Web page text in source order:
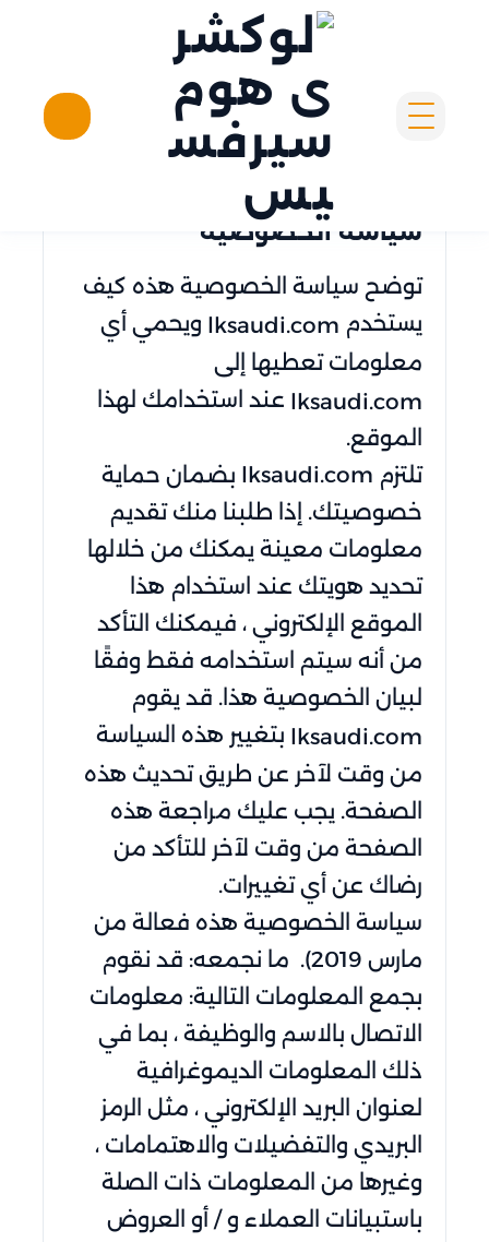
لوكشرى هوم سيرفسيس
سياسة الخصوصية
سياسة الخصوصية
توضح سياسة الخصوصية هذه كيف
يستخدم lksaudi.com ويحمي أي
معلومات تعطيها إلى
lksaudi.com عند استخدامك لهذا
الموقع.
تلتزم lksaudi.com بضمان حماية
خصوصيتك. إذا طلبنا منك تقديم
معلومات معينة يمكنك من خلالها
تحديد هويتك عند استخدام هذا
الموقع الإلكتروني ، فيمكنك التأكد
من أنه سيتم استخدامه فقط وفقًا
لبيان الخصوصية هذا. قد يقوم
lksaudi.com بتغيير هذه السياسة
من وقت لآخر عن طريق تحديث هذه
الصفحة. يجب عليك مراجعة هذه
الصفحة من وقت لآخر للتأكد من
رضاك ​​عن أي تغييرات.
سياسة الخصوصية هذه فعالة من
مارس 2019). ما نجمعه: قد نقوم
بجمع المعلومات التالية: معلومات
الاتصال بالاسم والوظيفة ، بما في
ذلك المعلومات الديموغرافية
لعنوان البريد الإلكتروني ، مثل الرمز
البريدي والتفضيلات والاهتمامات ،
وغيرها من المعلومات ذات الصلة
باستبيانات العملاء و / أو العروض